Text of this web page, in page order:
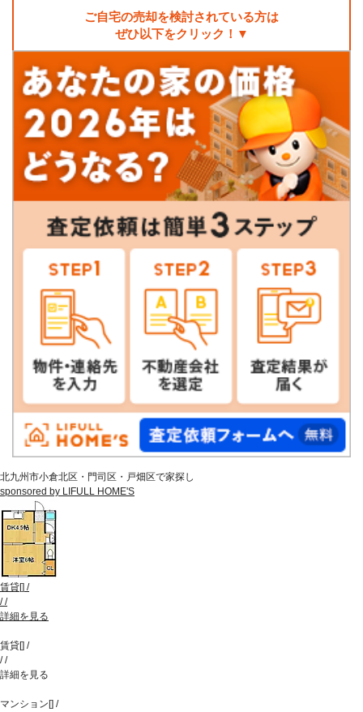
ご自宅の売却を検討されている方は
ぜひ以下をクリック！▼
北九州市小倉北区・門司区・戸畑区で家探し
sponsored by LIFULL HOME'S
賃貸[] /
//
詳細を見る
賃貸[] /
//
詳細を見る
マンション[] /